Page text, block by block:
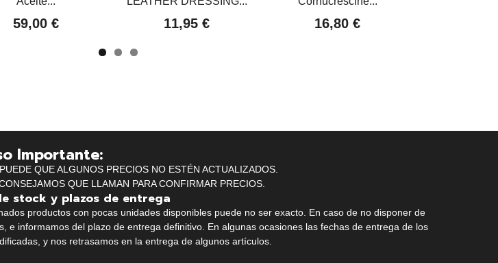
59,00 € 11,95 € 16,80 €
Importante:
QUE ALGUNOS PRECIOS NO ESTÉN ACTUALIZADOS.
QUE LLAMAN PARA CONFIRMAR PRECIOS.
stock y plazos de entrega
productos con pocas unidades disponibles puede no ser exacto. En caso de no disponer de
informamos del plazo de entrega definitivo. En algunas ocasiones las fechas de entrega de los
y nos retrasamos en la entrega de algunos artículos.